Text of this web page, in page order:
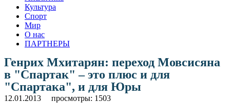
Культура
Спорт
Мир
О нас
ПАРТНЕРЫ
Генрих Мхитарян: переход Мовсисяна
в "Спартак" – это плюс и для
"Спартака", и для Юры
12.01.2013 просмотры: 1503